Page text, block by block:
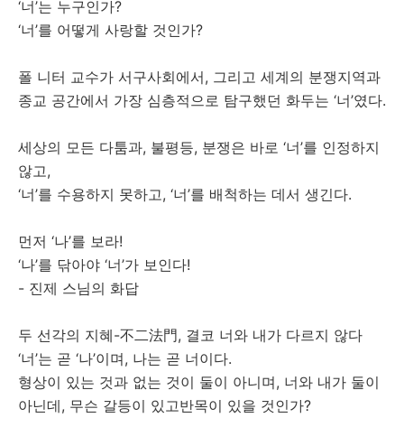
‘너’는 누구인가?
‘너’를 어떻게 사랑할 것인가?
폴 니터 교수가 서구사회에서, 그리고 세계의 분쟁지역과
종교 공간에서 가장 심층적으로 탐구했던 화두는 ‘너’였다.
세상의 모든 다툼과, 불평등, 분쟁은 바로 ‘너’를 인정하지
않고,
‘너’를 수용하지 못하고, ‘너’를 배척하는 데서 생긴다.
먼저 ‘나’를 보라!
‘나’를 닦아야 ‘너’가 보인다!
- 진제 스님의 화답
두 선각의 지혜-不二法門, 결코 너와 내가 다르지 않다
‘너’는 곧 ‘나’이며, 나는 곧 너이다.
형상이 있는 것과 없는 것이 둘이 아니며, 너와 내가 둘이
아닌데, 무슨 갈등이 있고반목이 있을 것인가?